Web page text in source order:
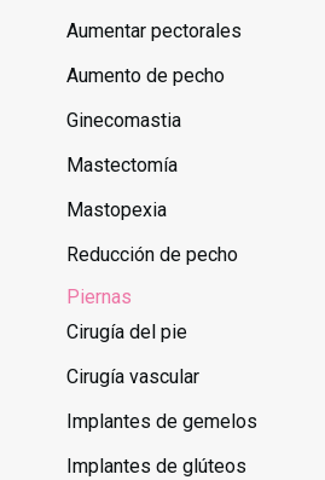
Aumentar pectorales
Aumento de pecho
Ginecomastia
Mastectomía
Mastopexia
Reducción de pecho
Piernas
Cirugía del pie
Cirugía vascular
Implantes de gemelos
Implantes de glúteos